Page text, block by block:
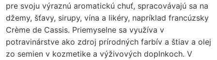
pre svoju výraznú aromatickú chuť, spracovávajú sa na
džemy, šťavy, sirupy, vína a likéry, napríklad francúzsky
Crème de Cassis. Priemyselne sa využíva v
potravinárstve ako zdroj prírodných farbív a štiav a olej
zo semien v kozmetike a výživových doplnkoch. V